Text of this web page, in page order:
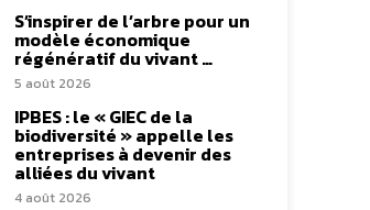
S’inspirer de l’arbre pour un
modèle économique
régénératif du vivant …
5 août 2026
IPBES : le « GIEC de la
biodiversité » appelle les
entreprises à devenir des
alliées du vivant
4 août 2026